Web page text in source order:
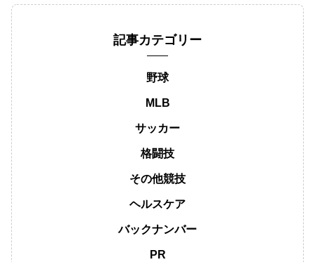
記事カテゴリー
野球
MLB
サッカー
格闘技
その他競技
ヘルスケア
バックナンバー
PR